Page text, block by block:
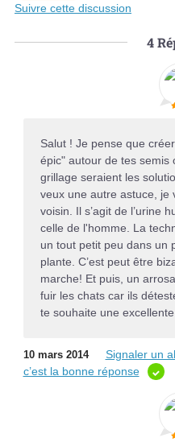
Suivre cette discussion
4
Salut ! Je pense que
épic" autour de tes semis
grillage seraient les
veux une autre astuce, je
voisin. Il s’agit de l’urine
celle de l'homme. La
un tout petit peu dans un
plante. C’est peut être
marche! Et puis, un
fuir les chats car ils
te souhaite une
10 mars 2014
Signaler un
c’est la bonne réponse